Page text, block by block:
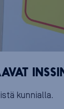
kunnialla.